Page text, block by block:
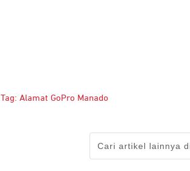
Tag: Alamat GoPro Manado